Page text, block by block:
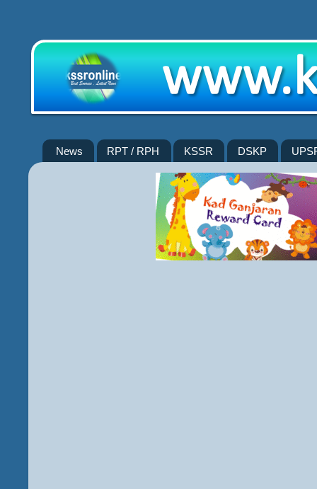
News RPT / RPH KSSR DSKP